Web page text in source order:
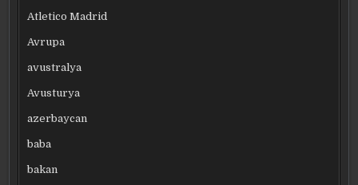
Atletico Madrid
Avrupa
avustralya
Avusturya
azerbaycan
baba
bakan